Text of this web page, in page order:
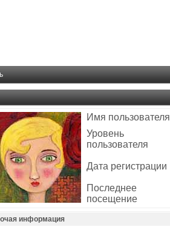
Имя пользователя
Уровень
пользователя
Дата регистрации
Последнее
посещение
информация